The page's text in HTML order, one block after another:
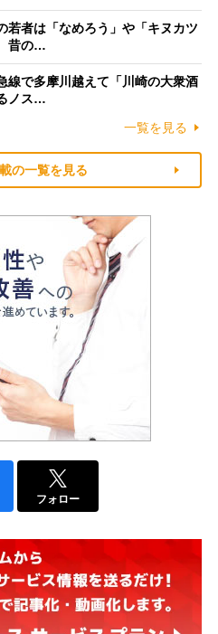
若者は「なめろう」や「キヌカツ
昔の…
線で多摩川越えて「川崎の大衆酒
ノス…
一覧を見る
の一覧を見る
フォロー